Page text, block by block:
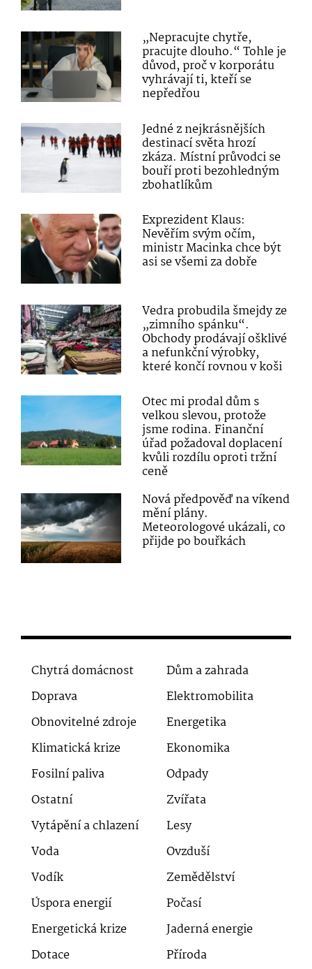
„Nepracujte chytře,
pracujte dlouho.“ Tohle je
důvod, proč v korporátu
vyhrávají ti, kteří se
nepředřou
Jedné z nejkrásnějších
destinací světa hrozí
zkáza. Místní průvodci se
bouří proti bezohledným
zbohatlíkům
Exprezident Klaus:
Nevěřím svým očím,
ministr Macinka chce být
asi se všemi za dobře
Vedra probudila šmejdy ze
„zimního spánku“.
Obchody prodávají ošklivé
a nefunkční výrobky,
které končí rovnou v koši
Otec mi prodal dům s
velkou slevou, protože
jsme rodina. Finanční
úřad požadoval doplacení
kvůli rozdílu oproti tržní
ceně
Nová předpověď na víkend
mění plány.
Meteorologové ukázali, co
přijde po bouřkách
Chytrá domácnost
Dům a zahrada
Doprava
Elektromobilita
Obnovitelné zdroje
Energetika
Klimatická krize
Ekonomika
Fosilní paliva
Odpady
Ostatní
Zvířata
Vytápění a chlazení
Lesy
Voda
Ovzduší
Vodík
Zemědělství
Úspora energií
Počasí
Energetická krize
Jaderná energie
Dotace
Příroda